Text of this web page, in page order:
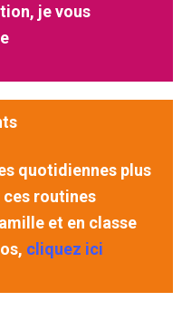
je vous
quotidiennes plus
routines
et en classe
cliquez ici